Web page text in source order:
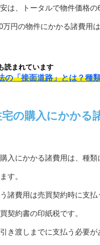
は、トータルで物件価格の
万円の物件にかかる諸費用
読まれています
の「接面道路」とは？種
宅の購入にかかる
入にかかる諸費用は、種
す。
諸費用は売買契約時に支
契約書の印紙税です。
き渡しまでに支払う必要